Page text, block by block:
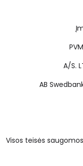
A/S.
AB
Visos teisės